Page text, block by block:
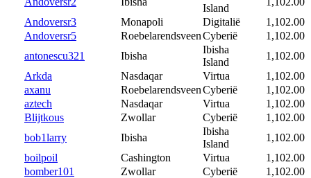
Island
Andoversr3
Monapoli Digitalië
1,102.00
Andoversr5
RoebelarendsveenCyberië
1,102.00
antonescu321
Ibisha
Ibisha
Island
1,102.00
Arkda
Nasdaqar Virtua
1,102.00
axanu
RoebelarendsveenCyberië
1,102.00
aztech
Nasdaqar Virtua
1,102.00
Blijtkous
Zwollar Cyberië
1,102.00
bob1larry
Ibisha
Ibisha
Island
1,102.00
boilpoil
Cashington Virtua
1,102.00
bomber101
Zwollar Cyberië
1,102.00